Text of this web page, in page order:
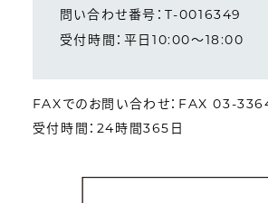
問い合わせ番号：T-0016349
受付時間：平日10:00～18:00
FAXでのお問い合わせ：FAX 03-
受付時間：24時間365日